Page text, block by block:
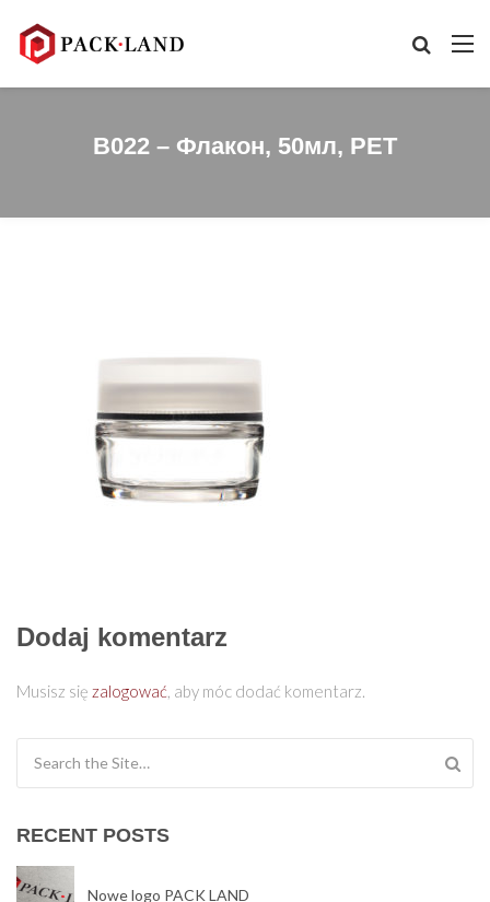
B022 – Флакон, 50мл, PET
Dodaj komentarz
Musisz się zalogować, aby móc dodać komentarz.
RECENT POSTS
Nowe logo PACK LAND